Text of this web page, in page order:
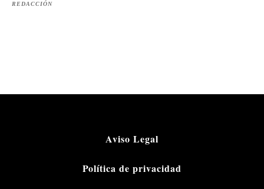
REDACCIÓN
Aviso Legal
Política de privacidad